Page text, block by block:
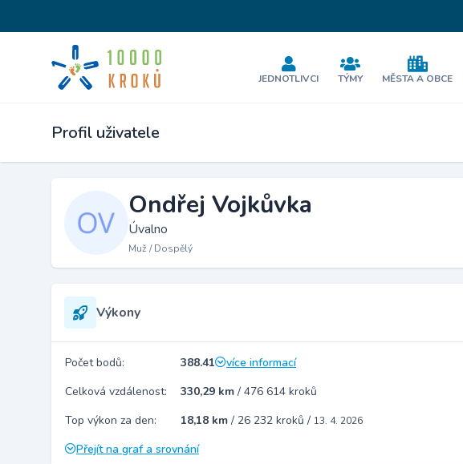
JEDNOTLIVCI TÝMY MĚSTA A OBCE
Profil uživatele
Ondřej Vojkůvka
Úvalno
Muž / Dospělý
Výkony
Počet bodů: 388.41
více informací
Celková vzdálenost:
330,29 km / 476 614 kroků
Top výkon za den:
18,18 km / 26 232 kroků / 13. 4. 2026
Přejít na graf a srovnání